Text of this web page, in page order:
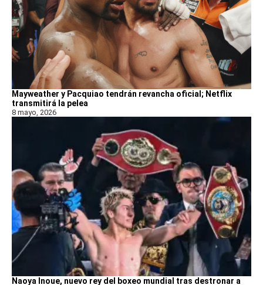
Mayweather y Pacquiao tendrán revancha oficial; Netflix
transmitirá la pelea
8 mayo, 2026
Naoya Inoue, nuevo rey del boxeo mundial tras destronar a